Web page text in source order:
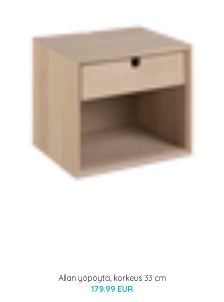
Allan yöpöytä, korkeus 33 cm
179.99 EUR